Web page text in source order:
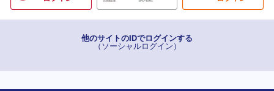
他のサイトのIDでログインする
（ソーシャルログイン）